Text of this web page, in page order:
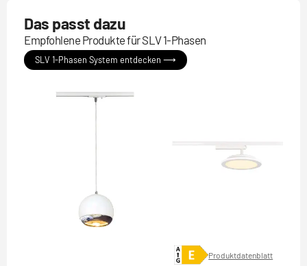
Das passt dazu
Empfohlene Produkte für SLV 1-Phasen
SLV 1-Phasen System entdecken ⟶
Produktdatenblatt